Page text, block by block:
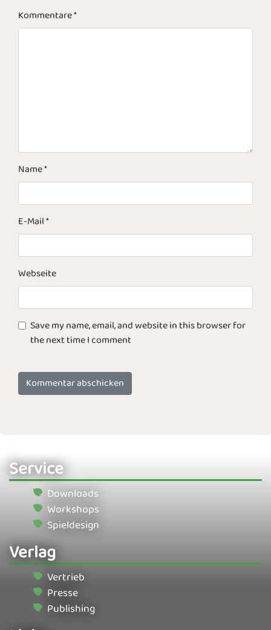
Kommentare*
Name*
E-Mail*
Webseite
Save my name, email, and website in this browser for
the next time I comment
Service
Downloads
Workshops
Spieldesign
Verlag
Vertrieb
Presse
Publishing